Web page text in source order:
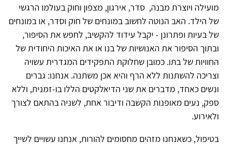
מועילה ויוצרת מבנה, סדר, אירגון, מצפון וחוק בעולמו הרגשי
של הילד. האב הנוטה לחשוב במונחים של חוק וסדר, או במונחים
של בעיות ופתרונן - יקבל עידוד להקשיב, לחפש את הסיפור,
ובתוך הסיפור את האנושיות של בנו או את האיכות היחודית של
החוויות של בתו. כמובן שחלוקת התפקידים המגדרית עשויה
וצריכה להשתנות ללא הרף והיא אכן משתנה. אנחנו: גברים
ונשים כאחד, מדברים את שני הדיאלקטים הללו בו-זמנית, וללא
ספק, נעים מאופנות הקשבה ודיבור אחת, לשניה בהתאם לצורך
ולאירוע.
בטיפול, כשאנחנו מזהים מחסומים להורות, אנחנו עשויים לשייך